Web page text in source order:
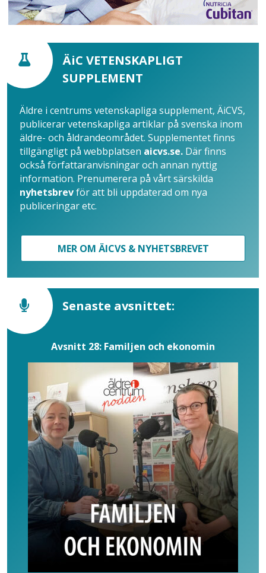
ÄiC VETENSKAPLIGT
SUPPLEMENT
Äldre i centrums vetenskapliga supplement, ÄiCVS,
publicerar vetenskapliga artiklar på svenska inom
äldre- och åldrandeområdet. Supplementet finns
tillgängligt på webbplatsen aicvs.se. Där finns
också författaranvisningar och annan nyttig
information. Prenumerera på vårt särskilda
nyhetsbrevför att bli uppdaterad om nya
publiceringar etc.
MER OM ÄICVS & NYHETSBREVET
Senaste avsnittet:
Avsnitt 28: Familjen och ekonomin